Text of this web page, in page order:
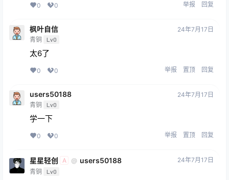
0 0 举报 回复
枫叶自信
青铜 Lv0
24年7月17日
太6了
0 0 举报 置顶 回复
users50188
青铜 Lv0
24年7月17日
学一下
0 0 举报 置顶 回复
星星轻创 A @ users50188
青铜 Lv0
24年7月17日